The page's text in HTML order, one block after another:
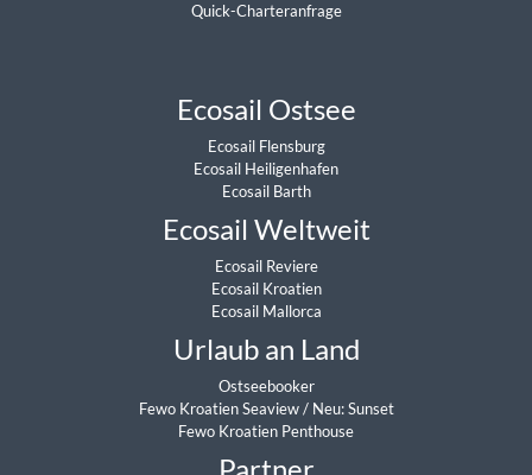
Quick-Charteranfrage
Ecosail Ostsee
Ecosail Flensburg
Ecosail Heiligenhafen
Ecosail Barth
Ecosail Weltweit
Ecosail Reviere
Ecosail Kroatien
Ecosail Mallorca
Urlaub an Land
Ostseebooker
Fewo Kroatien Seaview/ Neu: Sunset
Fewo Kroatien Penthouse